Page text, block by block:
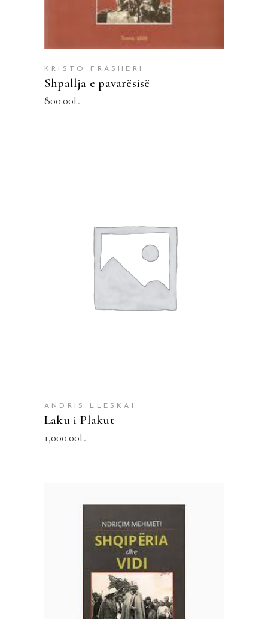
KRISTO FRASHËRI
Shpallja e pavarësisë
800.00L
SHTOJE NË SHPORTË
ANDRIS LLESKAI
Laku i Plakut
1,000.00L
SHTOJE NË SHPORTË